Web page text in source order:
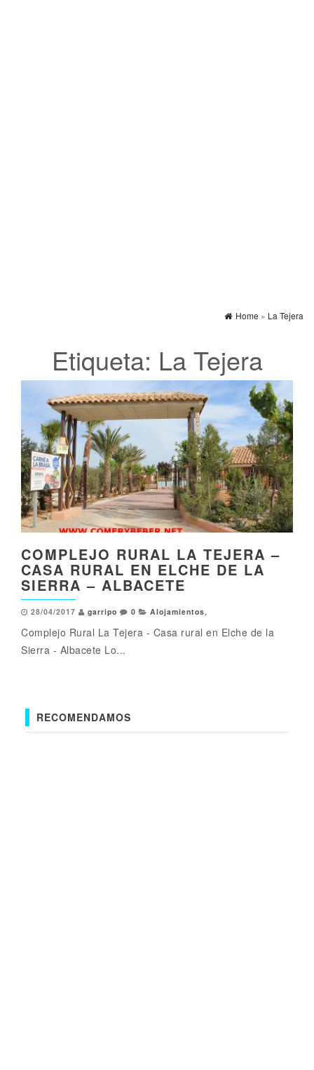
Home » La Tejera
Etiqueta: La Tejera
COMPLEJO RURAL LA TEJERA –
CASA RURAL EN ELCHE DE LA
SIERRA – ALBACETE
28/04/2017 garripo 0 Alojamientos,
Complejo Rural La Tejera - Casa rural en Elche de la
Sierra - Albacete Lo...
RECOMENDAMOS